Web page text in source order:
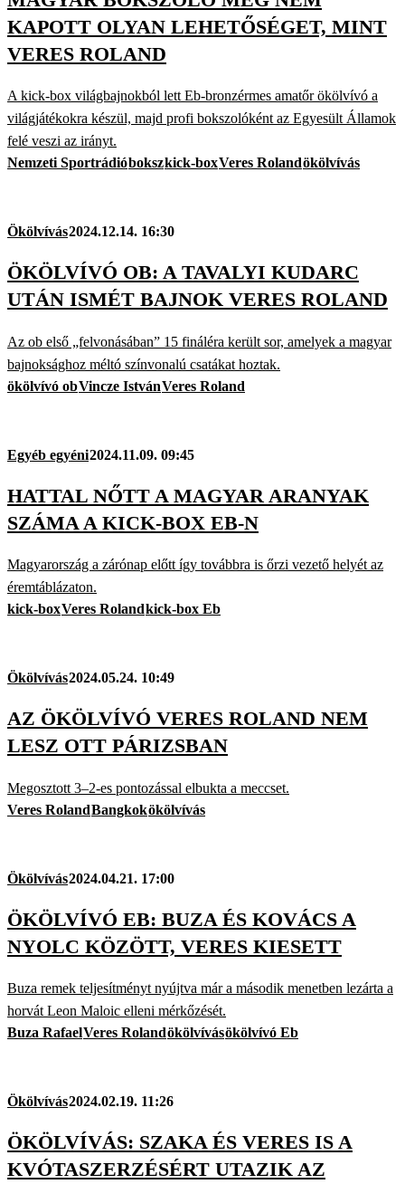
KAPOTT OLYAN LEHETŐSÉGET, MINT
VERES ROLAND
A kick-box világbajnokból lett Eb-bronzérmes amatőr ökölvívó a
világjátékokra készül, majd profi bokszolóként az Egyesült Államok
felé veszi az irányt.
Nemzeti Sportrádióbokszkick-boxVeres Rolandökölvívás
Ökölvívás2024.12.14. 16:30
ÖKÖLVÍVÓ OB: A TAVALYI KUDARC
UTÁN ISMÉT BAJNOK VERES ROLAND
Az ob első „felvonásában” 15 fináléra került sor, amelyek a magyar
bajnoksághoz méltó színvonalú csatákat hoztak.
ökölvívó obVincze IstvánVeres Roland
Egyéb egyéni2024.11.09. 09:45
HATTAL NŐTT A MAGYAR ARANYAK
SZÁMA A KICK-BOX EB-N
Magyarország a zárónap előtt így továbbra is őrzi vezető helyét az
éremtáblázaton.
kick-boxVeres Rolandkick-box Eb
Ökölvívás2024.05.24. 10:49
AZ ÖKÖLVÍVÓ VERES ROLAND NEM
LESZ OTT PÁRIZSBAN
Megosztott 3–2-es pontozással elbukta a meccset.
Veres RolandBangkokökölvívás
Ökölvívás2024.04.21. 17:00
ÖKÖLVÍVÓ EB: BUZA ÉS KOVÁCS A
NYOLC KÖZÖTT, VERES KIESETT
Buza remek teljesítményt nyújtva már a második menetben lezárta a
horvát Leon Maloic elleni mérkőzését.
Buza RafaelVeres Rolandökölvívásökölvívó Eb
Ökölvívás2024.02.19. 11:26
ÖKÖLVÍVÁS: SZAKA ÉS VERES IS A
KVÓTASZERZÉSÉRT UTAZIK AZ